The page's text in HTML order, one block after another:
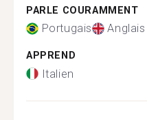
PARLE COURAMMENT
Portugais Anglais
APPREND
Italien